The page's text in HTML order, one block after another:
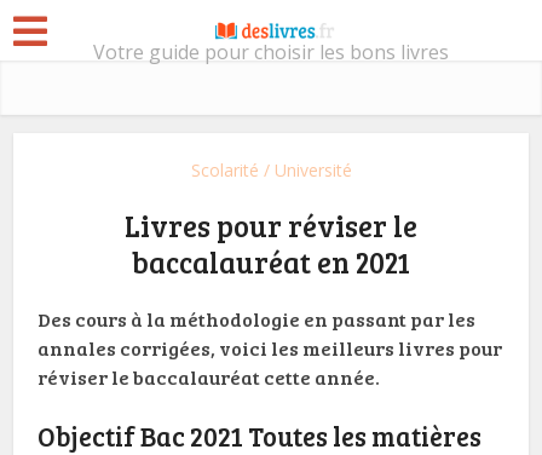
Votre guide pour choisir les bons livres
Scolarité / Université
Livres pour réviser le
baccalauréat en 2021
Des cours à la méthodologie en passant par les
annales corrigées, voici les meilleurs livres pour
réviser le baccalauréat cette année.
Objectif Bac 2021 Toutes les matières